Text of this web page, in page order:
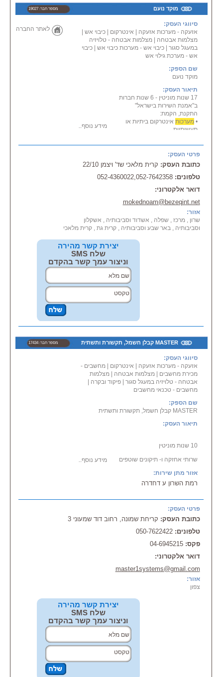
מוקד נועם מספר חבר: 19027
סיווגי העסק:
אזעקה - מערכות אזעקה
אינטרקום כיבוי אש|
מצלמות אבטחה
מצלמות אבטחה - טלויזיה
במעגל סגור| כיבוי אש - מערכות כיבוי אש| כיבוי
אש - מערכת גילוי אש
שם הספק:
מוקד נועם
תיאור העסק:
17 שנות מוניטין - 6 שנות חברות
ב"אמנת השירות בישראל"
התקנת, הקמת:
• מערכותאינטרקום ביתיות או
תעשיתיות
• תשתיות תקשורת + רשתות
מחשבים
•מערכותגילוי אש ועשן
• בקרות כניסה ממוחשבות
•מערכותהקלטה
• התקנת טלויזיה במעגל סגור +
מצלמות אבטחה
תמיכה בכל סוגי המערכותהקיימות
בשוק
שירות בשרון , במרכז , בשפלה ,
באשדוד, באשקלון,
בבאר שבע, בקרית גת , בקרית
מידע נוסף...
לאתר החברה
פרטי העסק:
כתובת העסק: קרית מלאכי שד' ויצמן 22/10
טלפונים:052-4360022,052-7642358
דואר אלקטרוני:
mokednoam@bezeqint.net
אזור:
שרון , מרכז , שפלה , אשדוד וסביבותיה , אשקלון
וסביבותיה , באר שבע וסביבותיה , קרית גת , קרית מלאכי
יצירת קשר מהירה
שלח SMS
וניצור עמך קשר בהקדם
MASTER קבלן חשמל, תקשורת ותשתית מספר חבר: 17434
סיווגי העסק:
אזעקה - מערכות אזעקה
אינטרקום
מחשבים -
מכירת מחשבים
מצלמות אבטחה
מצלמות
אבטחה - טלויזיה במעגל סגור| פיקוד ובקרה
מחשבים - טכנאי מחשבים
שם הספק:
MASTER קבלן חשמל, תקשורת ותשתית
תיאור העסק:
10 שנות מוניטין
שרותי אחזקה ו- תיקונים שוטפים
למפעלים.
אחזקת, הקמת, התקנת:
•מערכותפיקוד ובקרה במפעלים
•מערכותתקשורת מחשבים
• מערכות אזעקה
• כריזה
שירות איכותי, מקצועי ומסור!
מידע נוסף...
אזור מתן שירות:
רמת השרון ע דחדרה
פרטי העסק:
כתובת העסק: קריחת שמונה, רחוב דוד שמעוני 3
טלפונים:050-7622422
פקס:04-6945215
דואר אלקטרוני:
master1systems@gmail.com
אזור:
צפון
יצירת קשר מהירה
שלח SMS
וניצור עמך קשר בהקדם